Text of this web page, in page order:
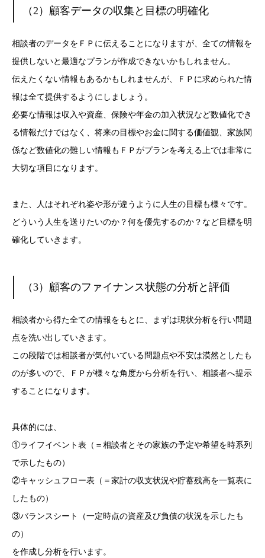
（2）顧客データの収集と目標の明確化
相談者のデータをＦＰに伝えることになりますが、全ての情報を
提供しないと最適なプランが作成できないかもしれません。
伝えたくない情報もあるかもしれませんが、ＦＰに求められた情
報は全て提供するようにしましょう。
必要な情報は収入や資産、保険や年金の加入状況など数値化でき
る情報だけではなく、将来の目標やお金に関する価値観、家族関
係など数値化の難しい情報もＦＰがプランを考える上では非常に
大切な項目になります。
また、人はそれぞれ姿や形が違うように人生の目標も様々です。
どういう人生を送りたいのか？何を優先するのか？など目標を明
確化していきます。
（3）顧客のファイナンス状態の分析と評価
相談者から得た全ての情報をもとに、まずは現状分析を行い問題
点を洗い出していきます。
この段階では相談者が気付いている問題点や不安は漠然としたも
のが多いので、ＦＰが様々な角度から分析を行い、相談者へ提示
することになります。
具体的には、
①ライフイベント表（＝相談者とその家族の予定や希望を時系列
で示したもの）
②キャッシュフロー表（＝家計の収支状況や貯蓄残高を一覧表に
したもの）
③バランスシート（一定時点の資産及び負債の状況を示したも
の）
を作成し分析を行います。